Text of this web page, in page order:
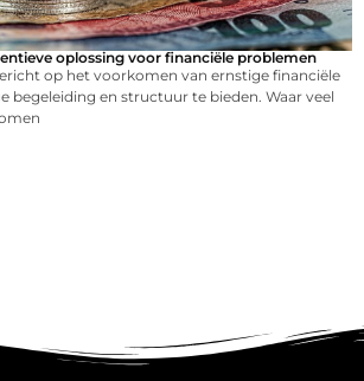
oplossing voor financiële problemen
op het voorkomen van ernstige financiële
begeleiding en structuur te bieden. Waar veel